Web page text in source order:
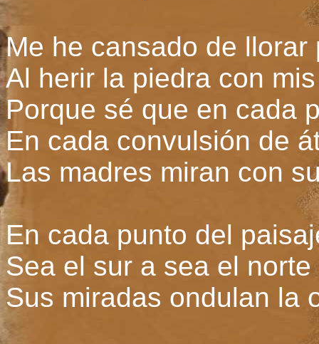
Me he cansado de
Al herir la piedra con
Porque sé que en cada
En cada convulsión de
Las madres miran con
En cada punto del
Sea el sur a sea el norte
Sus miradas ondulan la